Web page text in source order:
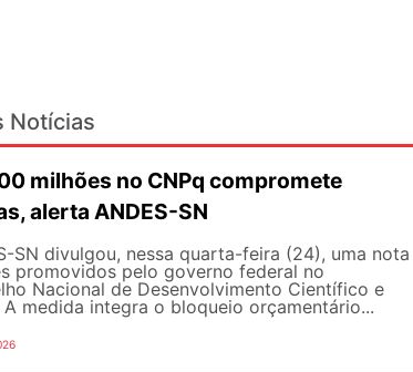
Notícias
milhões no CNPq compromete
alerta ANDES-SN
SN divulgou, nessa quarta-feira (24), uma nota
promovidos pelo governo federal no
Nacional de Desenvolvimento Científico e
medida integra o bloqueio orçamentário...